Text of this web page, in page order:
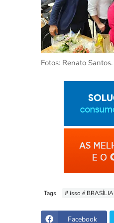
Fotos: Renato Santos.
Tags # isso é BRASÍLIA
Facebook